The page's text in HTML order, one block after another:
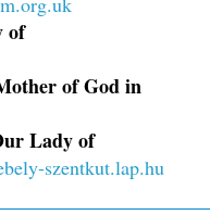
of
of God in
Lady of
szentkut.lap.hu